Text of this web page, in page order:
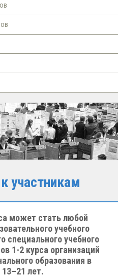
участникам
может стать любой
учебного
специального учебного
1-2 курса организаций
образования в
13–21 лет.